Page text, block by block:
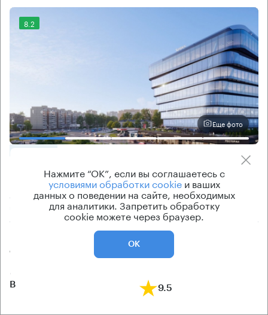
8.2
Еще фото
Помещение под офис, 291 кв.м
Москва, Бутырская улица, 1
Савёловская → 240 м ~ 2 мин
от 645 000 ₽/кв.м
Cтоимость
B 9.5
Нажмите “ОК”, если вы соглашаетесь с
условиями обработки cookieи ваших
данных о поведении на сайте, необходимых
для аналитики. Запретить обработку
cookie можете через браузер.
ОК